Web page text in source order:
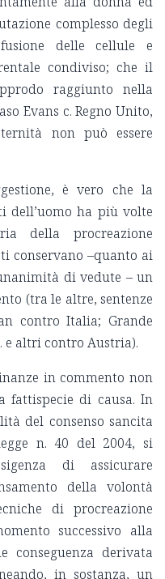
complesso degli
delle cellule e
condiviso; che il
raggiunto nella
Evans c. Regno Unito,
non può essere
è vero che la
dell’uomo ha più volte
della procreazione
conservano –quanto ai
di vedute – un
(tra le altre, sentenze
contro Italia; Grande
e altri contro Austria).
in commento non
fattispecie di causa. In
del consenso sancita
n. 40 del 2004, si
di assicurare
della volontà
di procreazione
successivo alla
conseguenza derivata
in sostanza, un